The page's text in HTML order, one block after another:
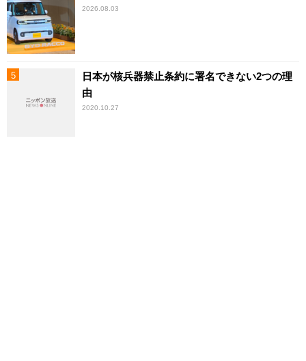
2026.08.03
日本が核兵器禁止条約に署名できない2つの理
由
2020.10.27